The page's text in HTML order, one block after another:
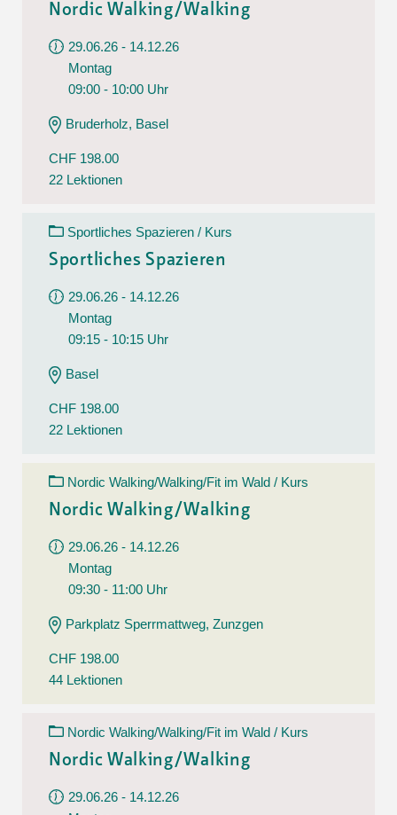
Nordic Walking/Walking
29.06.26 - 14.12.26
Montag
09:00 - 10:00 Uhr
Bruderholz, Basel
CHF 198.00
22 Lektionen
Sportliches Spazieren / Kurs
Sportliches Spazieren
29.06.26 - 14.12.26
Montag
09:15 - 10:15 Uhr
Basel
CHF 198.00
22 Lektionen
Nordic Walking/Walking/Fit im Wald / Kurs
Nordic Walking/Walking
29.06.26 - 14.12.26
Montag
09:30 - 11:00 Uhr
Parkplatz Sperrmattweg, Zunzgen
CHF 198.00
44 Lektionen
Nordic Walking/Walking/Fit im Wald / Kurs
Nordic Walking/Walking
29.06.26 - 14.12.26